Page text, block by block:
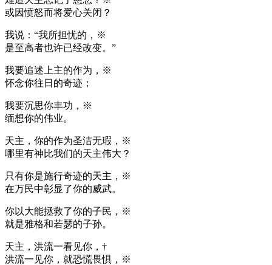
或因愤怒而将爱心关闭？
我说：“我所担忧的，※
是至高者也许已经改变。”
我要追述上主的作为，※
怀念你往日的奇迹；
我要沉思你丰功，※
缅想你的伟业。
天主，你的作为圣洁无瑕，※
哪里有神比我们的天主伟大？
只有你是施行奇迹的天主，※
在万民中彰显了你的威武。
你以大能拯救了你的子民，※
就是雅格和若瑟的子孙。
天主，洪流一看见你，†
洪流一见你，就恐慌畏惧，※